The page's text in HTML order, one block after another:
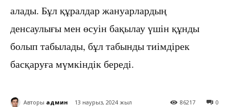
алады. Бұл құралдар жануарлардың
денсаулығы мен өсуін бақылау үшін құнды
болып табылады, бұл табынды тиімдірек
басқаруға мүмкіндік береді.
0
86217
Авторы админ 13 наурыз, 2024 жыл